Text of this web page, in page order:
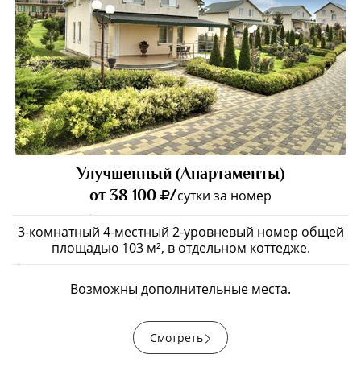
Улучшенный (Апартаменты)
от 38 100
/сутки за номер
3-комнатный 4-местный 2-уровневый номер общей
площадью 103 м², в отдельном коттедже.
Возможны дополнительные места.
Смотреть